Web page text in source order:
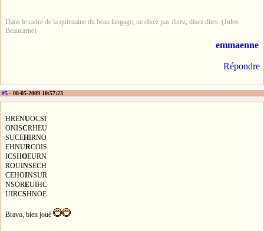
Dans le cadre de la quinzaine du beau langage, ne disez pas disez, disez dites. (Julos
Beaucarne)
emmaenne
Répondre
#5 - 08-05-2009 10:57:23
HRENUOCSI
ONISCRHEU
SUCEHIRNO
EHNURCOIS
ICSHOEURN
ROUINSECH
CEHOINSUR
NSOREUIHC
UIRCSHNOE
Bravo, bien joué